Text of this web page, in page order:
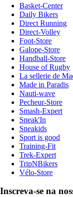
Basket-Center
Daily Bikers
Direct Running
Direct-Volley
Foot-Store
Galope-Store
Handball-Store
House of Rugby
La sellerie de
Made in Paradis
Nauti-wave
Pecheur-Store
Smash-Expert
Sneak'In
Sneakids
Sport is good
Training-Fit
Trek-Expert
TripNBikers
Vélo-Store
Inscreva-se na